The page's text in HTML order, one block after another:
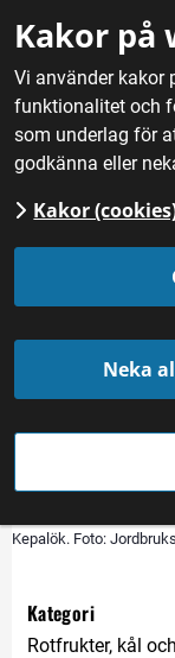
Kakor på
Vi använder kakor
funktionalitet och
som underlag för
godkänna eller
Kakor
Neka
Hem / Mat /
Lök
Kepalök. Foto:
Kategori
Rotfrukter, kål